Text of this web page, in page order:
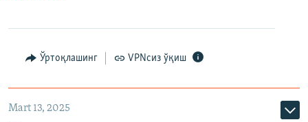
Ўртоқлашинг VPNсиз ўқиш
Mart 13, 2025